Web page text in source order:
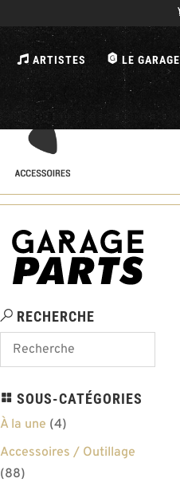
ARTISTES B LE GARAGE
RECHERCHE
SOUS-CATÉGORIES
À la une (4)
Accessoires / Outillage
(88)